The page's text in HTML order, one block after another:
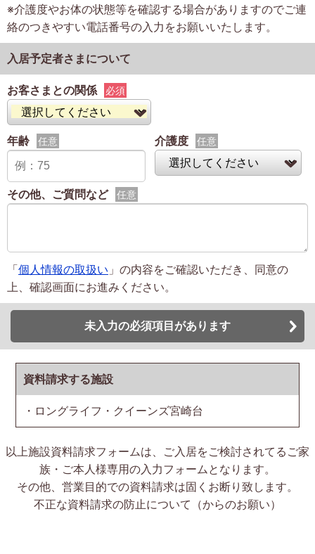
※介護度やお体の状態等を確認する場合がありますのでご連
絡のつきやすい電話番号の入力をお願いいたします。
入居予定者さまについて
お客さまとの関係 必須
年齢 任意 介護度 任意
その他、ご質問など 任意
「個人情報の取扱い 」の内容をご確認いただき、同意の
上、確認画面にお進みください。
未入力の必須項目があります
資料請求する施設
・ロングライフ・クイーンズ宮崎台
以上施設資料請求フォームは、ご入居をご検討されてるご家
族・ご本人様専用の入力フォームとなります。
その他、営業目的での資料請求は固くお断り致します。
不正な資料請求の防止について（からのお願い）